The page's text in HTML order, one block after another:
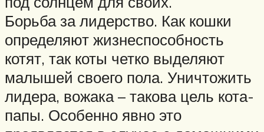
Борьба за лидерство. Как кошки
определяют жизнеспособность
котят, так коты четко выделяют
малышей своего пола. Уничтожить
лидера, вожака – такова цель кота-
папы. Особенно явно это